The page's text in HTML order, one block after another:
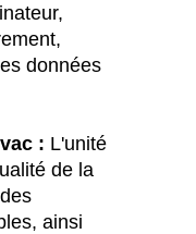
données
: L'unité
de la
ainsi